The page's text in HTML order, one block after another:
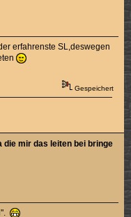
erfahrenste SL,deswegen
Gespeichert
die mir das leiten bei bringen